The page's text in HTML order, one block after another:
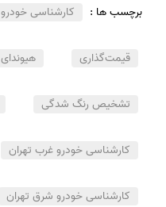
برچسب ها : کارشناسی خودرو
قیمت‌گذاری هیوندای i30
تشخیص رنگ شدگی
کارشناسی خودرو غرب تهران
کارشناسی خودرو شرق تهران